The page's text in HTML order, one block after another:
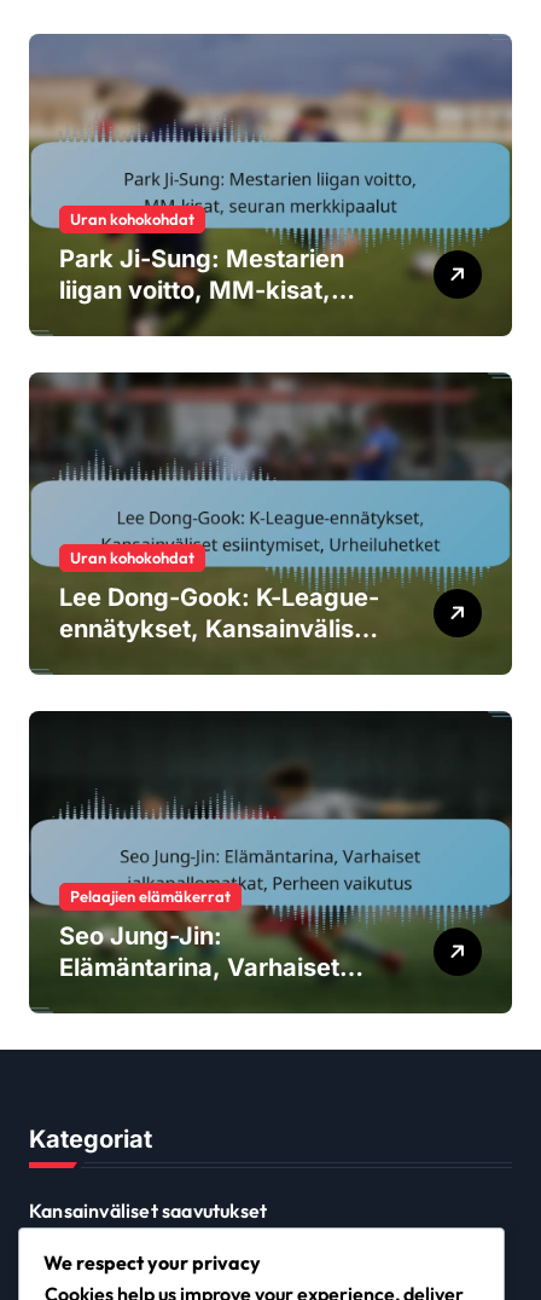
Uran kohokohdat
Park Ji-Sung: Mestarien
liigan voitto, MM-kisat,
seuran merkkipaalut
Uran kohokohdat
Lee Dong-Gook: K-League-
ennätykset, Kansainväliset
Pelaajien elämäkerrat
Seo Jung-Jin:
Elämäntarina, Varhaiset
Kategoriat
Kansainväliset saavutukset
Uran kohokohdat
We respect your privacy
Cookies help us improve your experience, deliver